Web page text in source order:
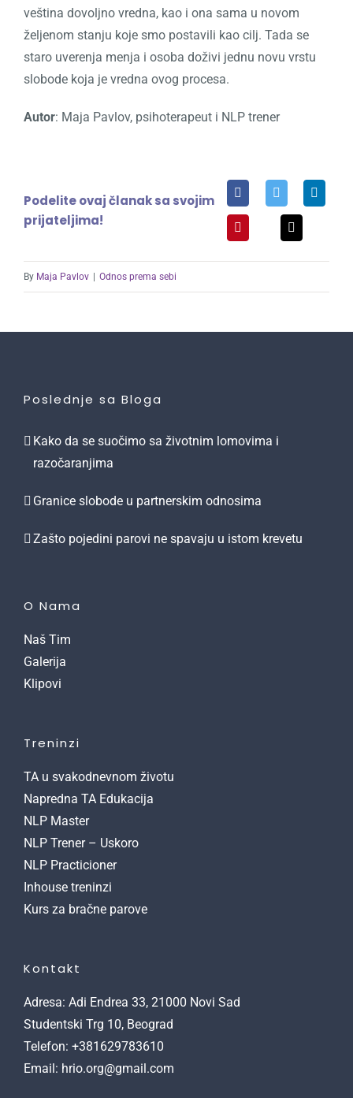
veština dovoljno vredna, kao i ona sama u novom
željenom stanju koje smo postavili kao cilj. Tada se
staro uverenja menja i osoba doživi jednu novu vrstu
slobode koja je vredna ovog procesa.
Autor: Maja Pavlov, psihoterapeut i NLP trener
Podelite ovaj članak sa svojim
prijateljima!
By Maja Pavlov Odnos prema sebi
Poslednje sa Bloga
Kako da se suočimo sa životnim lomovima i
razočaranjima
Granice slobode u partnerskim odnosima
Zašto pojedini parovi ne spavaju u istom krevetu
O Nama
Naš Tim
Galerija
Klipovi
Treninzi
TA u svakodnevnom životu
Napredna TA Edukacija
NLP Master
NLP Trener – Uskoro
NLP Practicioner
Inhouse treninzi
Kurs za bračne parove
Kontakt
Adresa: Adi Endrea 33, 21000 Novi Sad
Studentski Trg 10, Beograd
Telefon: +381629783610
Email: hrio.org@gmail.com